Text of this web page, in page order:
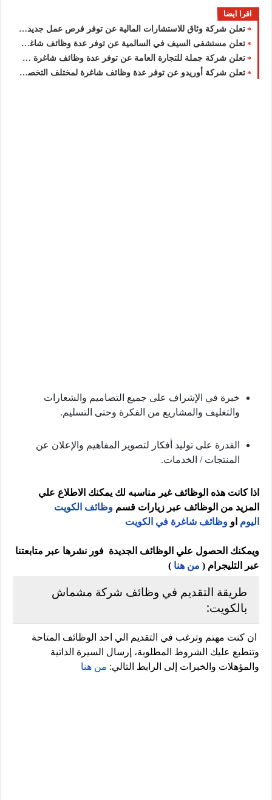
اقرا ايضا
تعلن شركة وثاق للاستشارات المالية عن توفر فرص عمل جديدة بمزايا ورواتب عالية في الكويت
تعلن مستشفى السيف في السالمية عن توفر عدة وظائف شاغرة جديدة للرجال والنساء برواتب عالية في الكويت
تعلن شركة جملة للتجارة العامة عن توفر عدة وظائف شاغرة جديدة في مختلف التخصصات في الكويت
تعلن شركة أوريدو عن توفر عدة وظائف شاغرة لمختلف التخصصات للرجال والنساء بالكويت
خبرة في الإشراف على جميع التصاميم والشعارات
والتغليف والمشاريع من الفكرة وحتى التسليم.
القدرة على توليد أفكار لتصوير المفاهيم والإعلان عن
المنتجات / الخدمات.
اذا كانت هذه الوظائف غير مناسبه لك يمكنك الاطلاع علي
المزيد من الوظائف عبر زيارات قسم وظائف الكويت
اليوم او وظائف شاغرة في الكويت
ويمكنك الحصول علي الوظائف الجديدة فور نشرها عبر متابعتنا
عبر التليجرام ( من هنا )
طريقة التقديم في وظائف شركة مشماش
بالكويت:
ان كنت مهتم وترغب في التقديم الي احد الوظائف المتاحة
وتنطبع عليك الشروط المطلوبة، إرسال السيرة الذاتية
والمؤهلات والخبرات إلى الرابط التالي: من هنا